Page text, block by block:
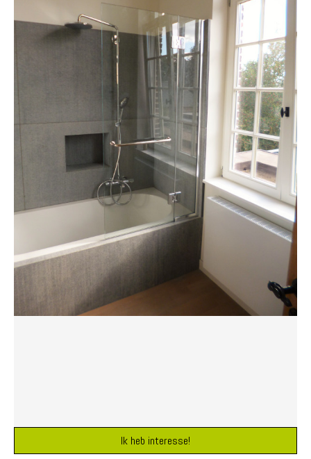
Ik heb interesse!